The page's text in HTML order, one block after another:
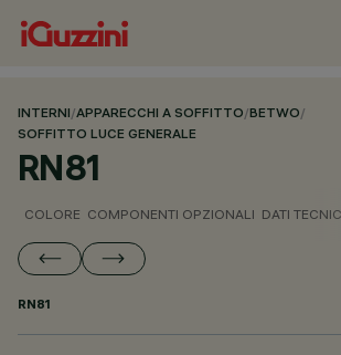
INTERNI/APPARECCHI A SOFFITTO/BETWO/
SOFFITTO LUCE GENERALE
RN81
COLORE COMPONENTI OPZIONALI DATI
RN81